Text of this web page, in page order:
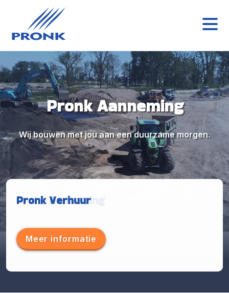
Pronk Aanneming
Wij bouwen met jou aan een duurzame morgen.
Pronk Aanneming
Meer informatie
Pronk Verhuur
Meer informatie